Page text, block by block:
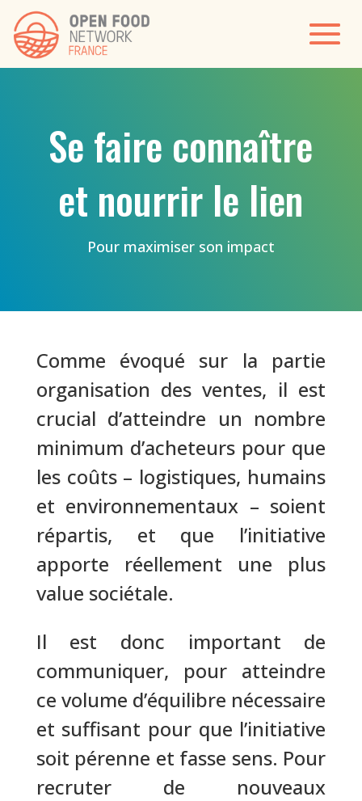
Se faire connaître
et nourrir le lien
Pour maximiser son impact
Comme évoqué sur la partie
organisation des ventes, il est
crucial d’atteindre un nombre
minimum d’acheteurs pour que
les coûts – logistiques, humains
et environnementaux – soient
répartis, et que l’initiative
apporte réellement une plus
value sociétale.
Il est donc important de
communiquer, pour atteindre
ce volume d’équilibre nécessaire
et suffisant pour que l’initiative
soit pérenne et fasse sens. Pour
recruter de nouveaux